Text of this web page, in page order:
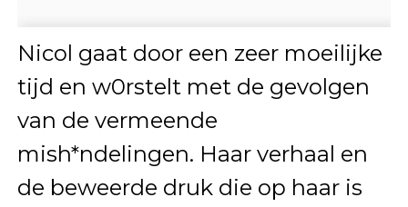
Nicol gaat door een zeer moeilijke
tijd en w0rstelt met de gevolgen
van de vermeende
mish*ndelingen. Haar verhaal en
de beweerde druk die op haar is